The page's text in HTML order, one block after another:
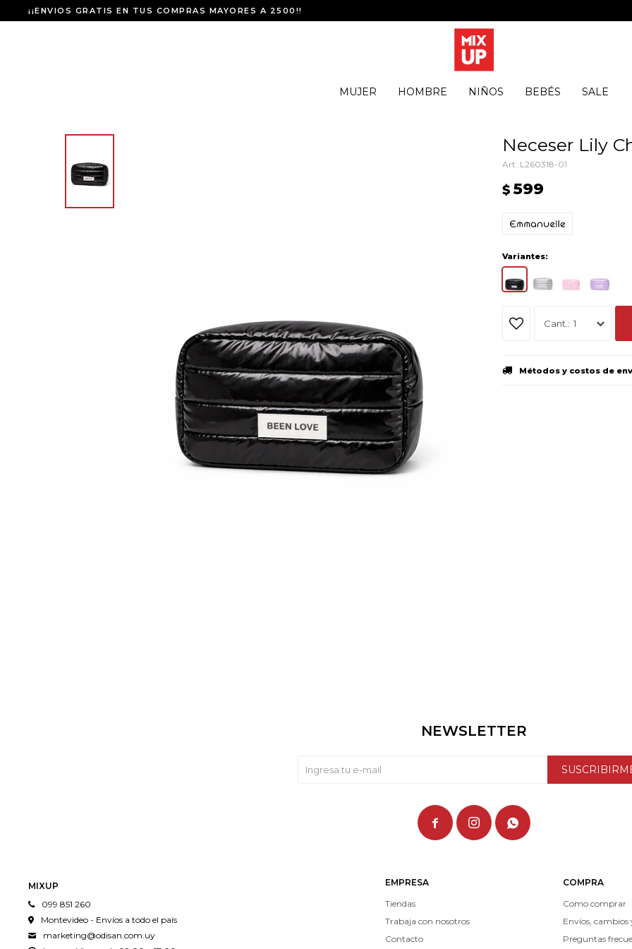
MUJER HOMBRE NIÑOS BEBÉS SALE
¡¡ENVIOS GRATIS EN TUS COMPRAS MAYORES A 2500!!
Neceser Lily
L260318-01
$ 599
Variantes:
1
Métodos y costos de
MIXUP
099 851 260
Montevideo - Envíos a todo el país
marketing@odisan.com.uy
EMPRESA
Tiendas
Trabaja con nosotros
Contacto
COMPRA
Como comprar
Envíos, cambios
Preguntas
NEWSLETTER
  